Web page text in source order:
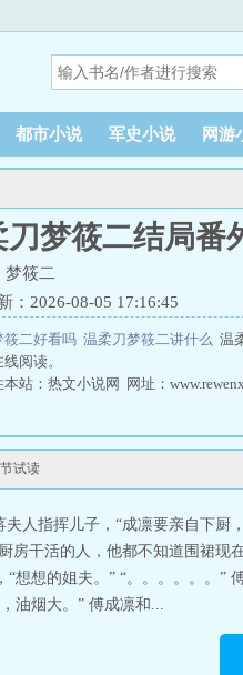
都市小说 军史小说 网游
刀梦筱二结局番
筱二
：2026-08-05 17:16:45
筱二好看吗 温柔刀梦筱二讲什么 温
阅读。
站：热文小说网 网址：
试读
人指挥儿子，“成凛要亲自下
房干活的人，他都不知道围裙现
想想的姐夫。” “。。。。。。”
油烟大。” 傅成凛和...